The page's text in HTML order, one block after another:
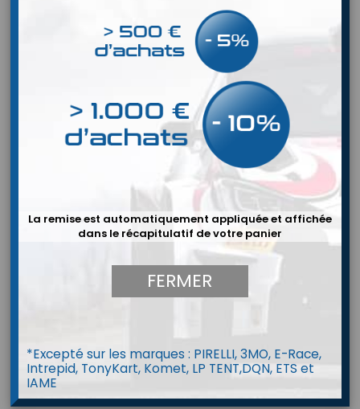

AiM MXS 1.3 Strada Light 5" TFT Dash
Le MXS 1.3 Strada Light avec Race Icons est une variante de l'un
des écrans de tableau de bord les plus utilisés sur les pistes et
les routes du monde entier, le MXS 1.3.
La remise est automatiquement appliquée et affichée
dans le récapitulatif de votre panier
FERMER
*Excepté sur les marques : PIRELLI, 3MO, E-Race,
Intrepid, TonyKart, Komet, LP TENT,DQN, ETS et
IAME